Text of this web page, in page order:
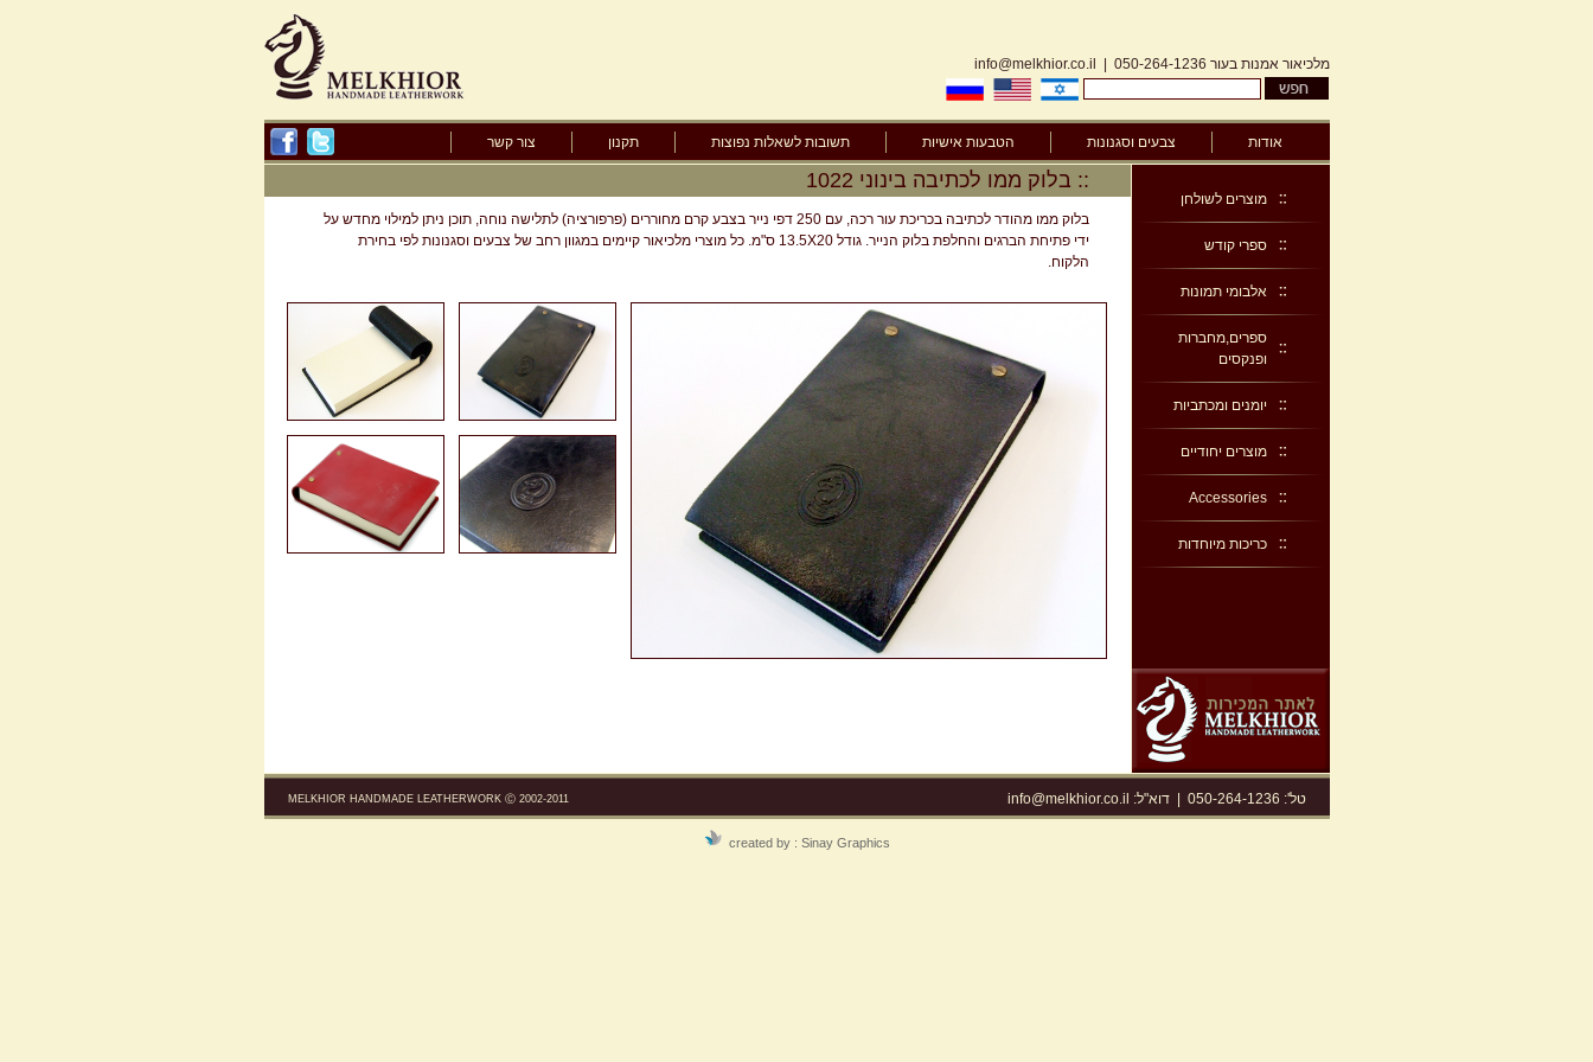
מלכיאור אמנות בעור 050-264-1236
info@melkhior.co.il
אודות צבעים וסגנונות הטבעות אישיות תשובות לשאלות נפוצות תקנון צור קשר
מוצרים לשולחן
ספרי קודש
אלבומי תמונות
ספרים,מחברות
ופנקסים
יומנים ומכתביות
מוצרים יחודיים
Accessories
כריכות מיוחדות
:: בלוק ממו לכתיבה בינוני 1022
בלוק ממו מהודר לכתיבה בכריכת עור רכה, עם 250 דפי נייר בצבע קרם מחוררים (פרפורציה) לתלישה נוחה, תוכן ניתן למילוי מחדש על
ידי פתיחת הברגים והחלפת בלוק הנייר. גודל 13.5X20 ס"מ. כל מוצרי מלכיאור קיימים במגוון רחב של צבעים וסגנונות לפי בחירת
הלקוח.
MELKHIOR HANDMADE LEATHERWORK Ⓒ 2002-2011 טל': 050-264-1236 |דוא"ל: info@melkhior.co.il
created by : Sinay Graphics